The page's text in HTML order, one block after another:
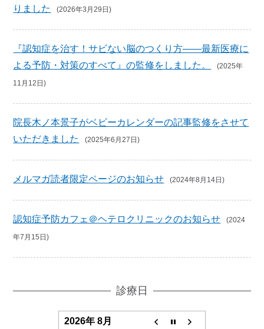
りました
(2026年3月29日)
『認知症を治す！サビない脳のつくり方――最新医療に
よる予防・対策のすべて』の監修をしました。
(2025年
11月12日)
院長木ノ本景子がベビーカレンダーの記事監修をさせて
いただきました
(2025年6月27日)
メルマガ読者限定ページのお知らせ (2024年8月14日)
認知症予防カフェ＠ヘテロクリニックのお知らせ (2024
年7月15日)
診療日
2026年 8月